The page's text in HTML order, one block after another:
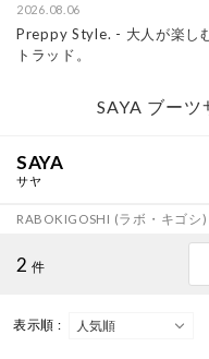
2026.08.06
Preppy Style. - 大人が楽し
トラッド。
SAYA ブー
SAYA
サヤ
RABOKIGOSHI (ラボ・キゴシ)
2 件
表示順 :